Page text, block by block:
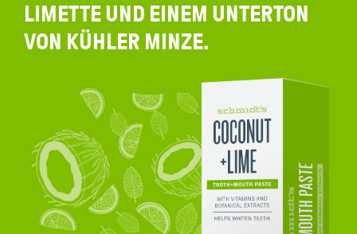
LIMETTE UND EINEM UNTERTON
VON KÜHLER MINZE.